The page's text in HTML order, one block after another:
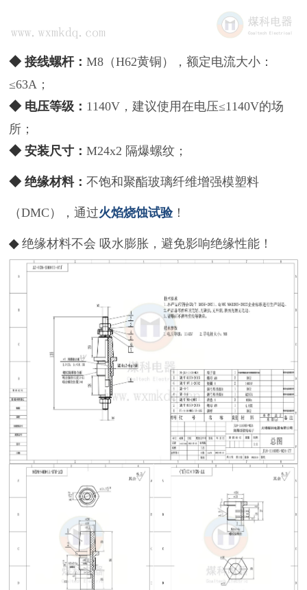
◆ 接线螺杆：M8（H62黄铜），额定电流大小：
≤63A；
◆ 电压等级： 1140V，建议使用在电压≤1140V的场
所；
◆ 安装尺寸：M24x2 隔爆螺纹；
◆ 绝缘材料：不饱和聚酯玻璃纤维增强模塑料
（DMC），通过火焰烧蚀试验！
◆绝缘材料不会 吸水膨胀，避免影响绝缘性能！